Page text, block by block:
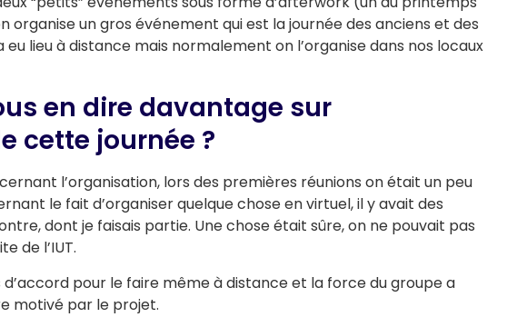
organise un gros événement qui est la journée des anciens et des
lieu à distance mais normalement on l’organise dans nos locaux
en dire davantage sur
cette journée ?
l’organisation, lors des premières réunions on était un peu
le fait d’organiser quelque chose en virtuel, il y avait des
dont je faisais partie. Une chose était sûre, on ne pouvait pas
de l’IUT.
d’accord pour le faire même à distance et la force du groupe a
motivé par le projet.